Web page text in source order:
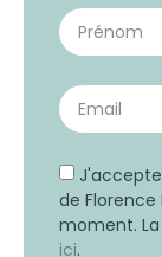
de
moment.
ici.